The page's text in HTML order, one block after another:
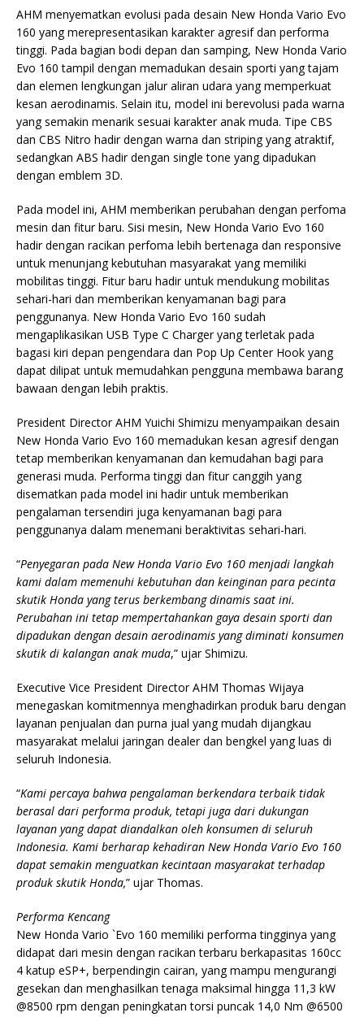
AHM menyematkan evolusi pada desain New Honda Vario Evo
160 yang merepresentasikan karakter agresif dan performa
tinggi. Pada bagian bodi depan dan samping, New Honda Vario
Evo 160 tampil dengan memadukan desain sporti yang tajam
dan elemen lengkungan jalur aliran udara yang memperkuat
kesan aerodinamis. Selain itu, model ini berevolusi pada warna
yang semakin menarik sesuai karakter anak muda. Tipe CBS
dan CBS Nitro hadir dengan warna dan striping yang atraktif,
sedangkan ABS hadir dengan single tone yang dipadukan
dengan emblem 3D.
Pada model ini, AHM memberikan perubahan dengan perfoma
mesin dan fitur baru. Sisi mesin, New Honda Vario Evo 160
hadir dengan racikan perfoma lebih bertenaga dan responsive
untuk menunjang kebutuhan masyarakat yang memiliki
mobilitas tinggi. Fitur baru hadir untuk mendukung mobilitas
sehari-hari dan memberikan kenyamanan bagi para
penggunanya. New Honda Vario Evo 160 sudah
mengaplikasikan USB Type C Charger yang terletak pada
bagasi kiri depan pengendara dan Pop Up Center Hook yang
dapat dilipat untuk memudahkan pengguna membawa barang
bawaan dengan lebih praktis.
President Director AHM Yuichi Shimizu menyampaikan desain
New Honda Vario Evo 160 memadukan kesan agresif dengan
tetap memberikan kenyamanan dan kemudahan bagi para
generasi muda. Performa tinggi dan fitur canggih yang
disematkan pada model ini hadir untuk memberikan
pengalaman tersendiri juga kenyamanan bagi para
penggunanya dalam menemani beraktivitas sehari-hari.
“Penyegaran pada New Honda Vario Evo 160 menjadi langkah
kami dalam memenuhi kebutuhan dan keinginan para pecinta
skutik Honda yang terus berkembang dinamis saat ini.
Perubahan ini tetap mempertahankan gaya desain sporti dan
dipadukan dengan desain aerodinamis yang diminati konsumen
skutik di kalangan anak muda,” ujar Shimizu.
Executive Vice President Director AHM Thomas Wijaya
menegaskan komitmennya menghadirkan produk baru dengan
layanan penjualan dan purna jual yang mudah dijangkau
masyarakat melalui jaringan dealer dan bengkel yang luas di
seluruh Indonesia.
“Kami percaya bahwa pengalaman berkendara terbaik tidak
berasal dari performa produk, tetapi juga dari dukungan
layanan yang dapat diandalkan oleh konsumen di seluruh
Indonesia. Kami berharap kehadiran New Honda Vario Evo 160
dapat semakin menguatkan kecintaan masyarakat terhadap
produk skutik Honda,” ujar Thomas.
Performa Kencang
New Honda Vario `Evo 160 memiliki performa tingginya yang
didapat dari mesin dengan racikan terbaru berkapasitas 160cc
4 katup eSP+, berpendingin cairan, yang mampu mengurangi
gesekan dan menghasilkan tenaga maksimal hingga 11,3 kW
@8500 rpm dengan peningkatan torsi puncak 14,0 Nm @6500